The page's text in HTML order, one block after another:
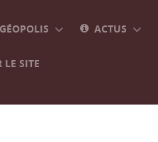
GÉOPOLIS ACTUS
LE SITE